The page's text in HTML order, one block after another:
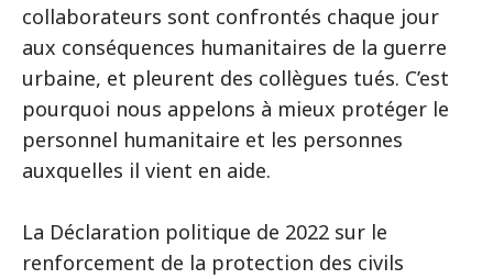
collaborateurs sont confrontés chaque jour
aux conséquences humanitaires de la guerre
urbaine, et pleurent des collègues tués. C’est
pourquoi nous appelons à mieux protéger le
personnel humanitaire et les personnes
auxquelles il vient en aide.
La Déclaration politique de 2022 sur le
renforcement de la protection des civils